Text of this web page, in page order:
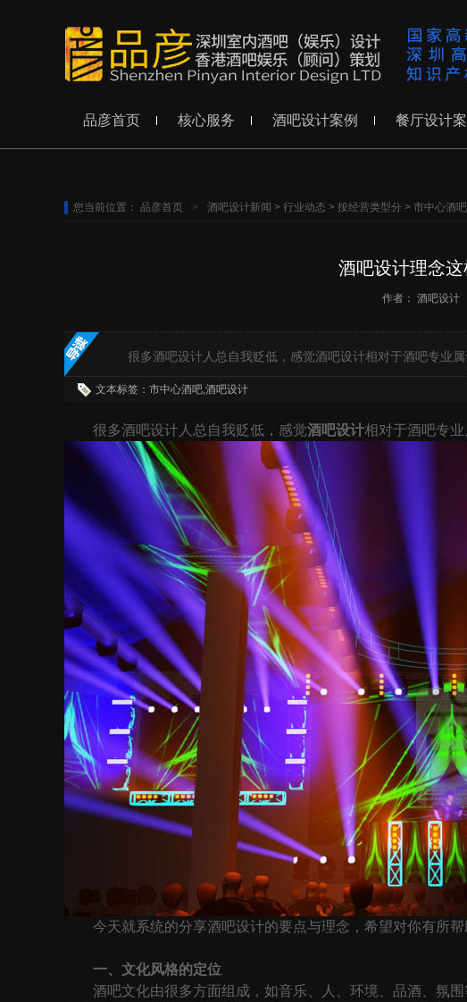
品彦首页 核心服务 酒吧设计案例 餐厅设计
您当前位置： 品彦首页 > 酒吧设计新闻 > 行业动态 > 按经营类型分 > 市中心酒吧
酒吧设计理念
作者： 酒吧设计
很多酒吧设计人总自我贬低，感觉酒吧设计相对于酒吧专业属
文本标签：市中心酒吧,酒吧设计
很多酒吧设计人总自我贬低，感觉酒吧设计相对于酒吧专
今天就系统的分享酒吧设计的要点与理念，希望对你有所帮
一、文化风格的定位
酒吧文化由很多方面组成，如音乐、人、环境、品酒、氛围